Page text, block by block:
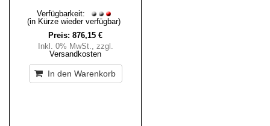
Verfügbarkeit:
(in Kürze wieder verfügbar)
Preis: 876,15 €
Inkl. 0% MwSt., zzgl.
Versandkosten
In den Warenkorb